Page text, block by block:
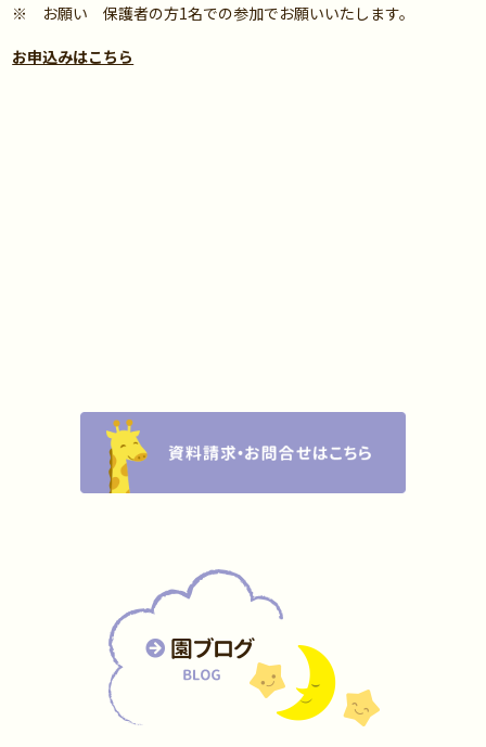
※ お願い 保護者の方1名での参加でお願いいたします。
お申込みはこちら